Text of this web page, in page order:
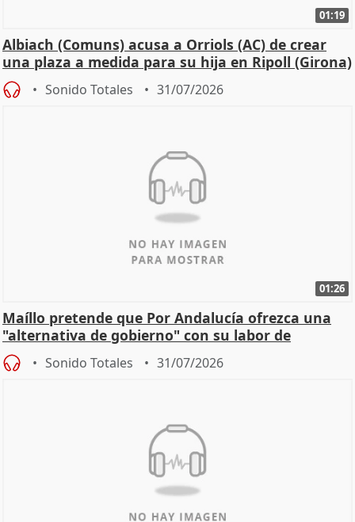
01:19
Albiach (Comuns) acusa a Orriols (AC) de crear
una plaza a medida para su hija en Ripoll (Girona)
Sonido Totales 31/07/2026
01:26
Maíllo pretende que Por Andalucía ofrezca una
"alternativa de gobierno" con su labor de
oposición
Sonido Totales 31/07/2026